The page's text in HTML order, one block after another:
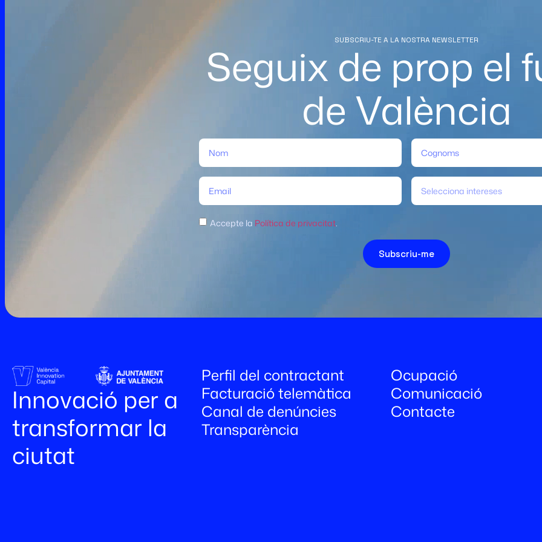
SUBSCRIU-TE A LA NOSTRA NEWSLETTER
Seguix de prop el
de València
Selecciona intereses
Accepte la Política de privacitat.
Subscriu-me
Innovació per a
transformar la
ciutat
Perfil del contractant
Facturació telemàtica
Canal de denúncies
Transparència
Ocupació
Comunicació
Contacte